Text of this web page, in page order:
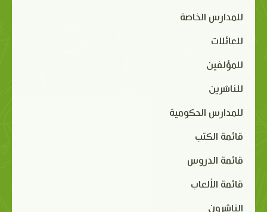
للمدارس الخاصة
للعائلات
للمؤلفين
للناشرين
للمدارس الحكومية
قائمة الكتب
قائمة الدروس
قائمة الألعاب
الناشرون